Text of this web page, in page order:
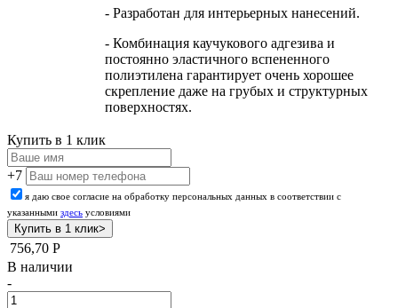
- Разработан для интерьерных нанесений.
- Комбинация каучукового адгезива и
постоянно эластичного вспененного
полиэтилена гарантирует очень хорошее
скрепление даже на грубых и структурных
поверхностях.
Купить в 1 клик
+7
я даю свое согласие на обработку персональных данных в соответствии с
указанными здесь условиями
756,70 Р
В наличии
-